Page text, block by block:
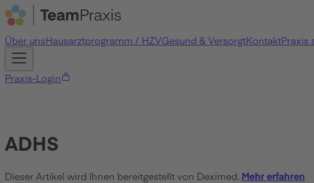
Über unsHausarztprogramm / HZVGesund & VersorgtKontaktPraxis
Praxis-Login
ADHS
Dieser Artikel wird Ihnen bereitgestellt von Deximed. Mehr erfahren